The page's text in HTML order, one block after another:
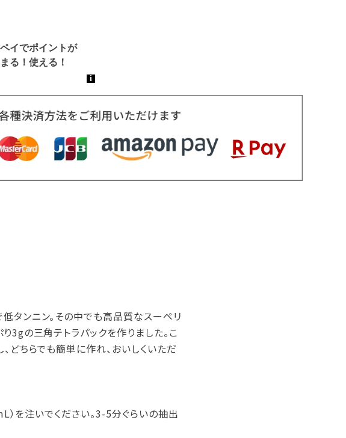
タンニン。その中でも高品質なスーペリ
3gの三角テトラパックを作りました。こ
どちらでも簡単に作れ、おいしくいただ
）を注いでください。3-5分ぐらいの抽出